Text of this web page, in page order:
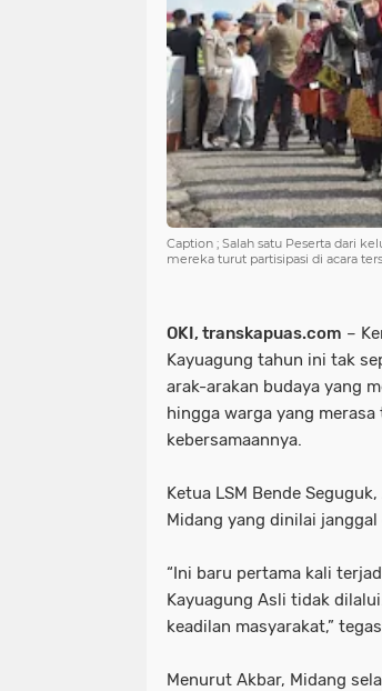
Caption ; Salah satu Peserta dari
mereka turut partisipasi di acara
OKI, transkapuas.com –
Kayuagung tahun ini tak
arak-arakan budaya yang
hingga warga yang
kebersamaannya.
Ketua LSM Bende
Midang yang dinilai
“Ini baru pertama kali
Kayuagung Asli tidak
keadilan masyarakat,”
Menurut Akbar, Midang